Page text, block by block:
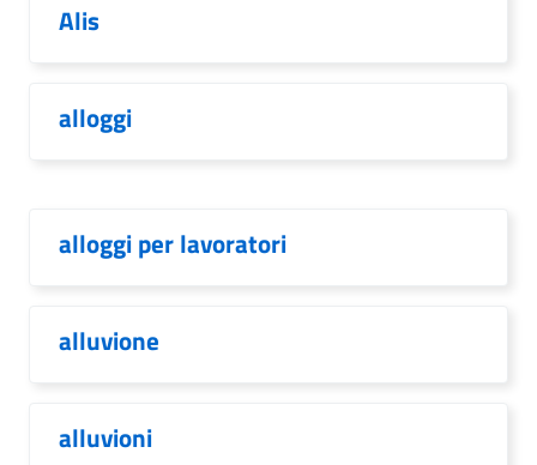
Alis
alloggi
alloggi per lavoratori
alluvione
alluvioni